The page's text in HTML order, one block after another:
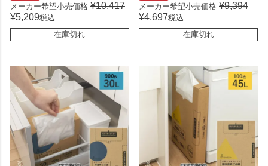
メーカー希望小売価格 ¥10,417
¥5,209税込
在庫切れ
メーカー希望小売価格 ¥9,394
¥4,697税込
在庫切れ